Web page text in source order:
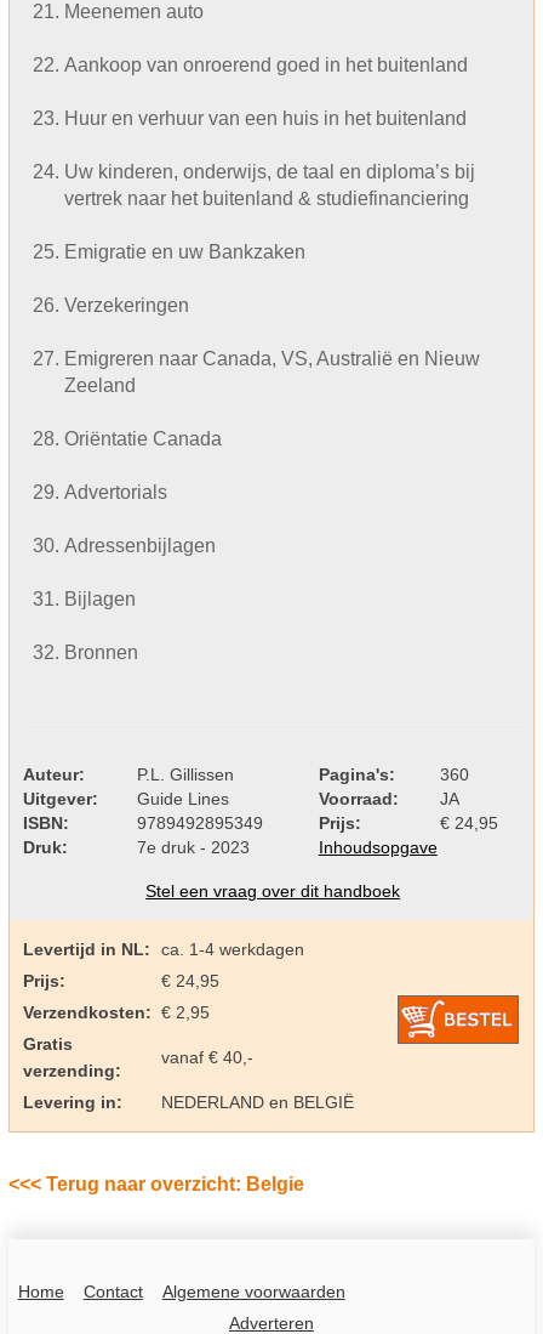
Meenemen auto
Aankoop van onroerend goed in het buitenland
Huur en verhuur van een huis in het buitenland
Uw kinderen, onderwijs, de taal en diploma’s bij
vertrek naar het buitenland & studiefinanciering
Emigratie en uw Bankzaken
Verzekeringen
Emigreren naar Canada, VS, Australië en Nieuw
Zeeland
Oriëntatie Canada
Advertorials
Adressenbijlagen
Bijlagen
Bronnen
Auteur: P.L. Gillissen Pagina's:
360
Uitgever:
Guide Lines Voorraad:
JA
ISBN:
9789492895349 Prijs:
€ 24,95
Druk:
7e druk - 2023 Inhoudsopgave
Stel een vraag over dit handboek
Levertijd in NL:
ca. 1-4 werkdagen
Prijs:
€ 24,95
Verzendkosten: € 2,95
Gratis
verzending:
vanaf € 40,-
Levering in: NEDERLAND en BELGIË
<<< Terug naar overzicht: Belgie
Home Contact
Algemene voorwaarden
Adverteren